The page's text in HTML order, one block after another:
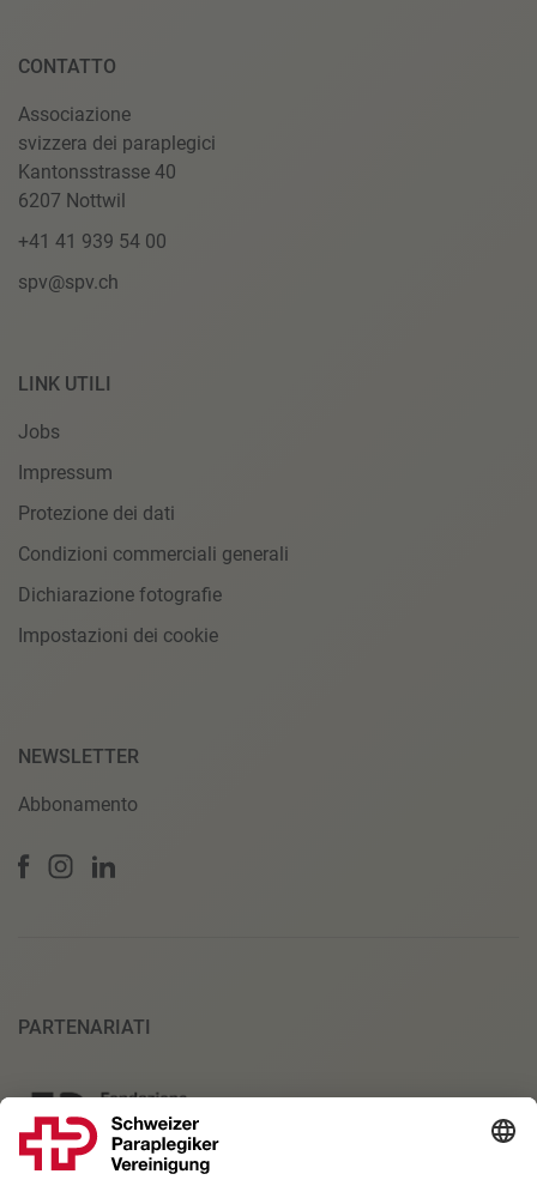
CONTATTO
Associazione
svizzera dei paraplegici
Kantonsstrasse 40
6207 Nottwil
+41 41 939 54 00
spv@spv.ch
LINK UTILI
Jobs
Impressum
Protezione dei dati
Condizioni commerciali generali
Dichiarazione fotografie
Impostazioni dei cookie
NEWSLETTER
Abbonamento
PARTENARIATI